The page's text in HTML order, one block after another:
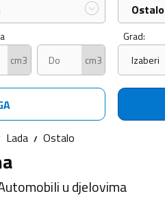
Ostalo
cm3
cm3
Grad:
Izaberi
Lada Ostalo
u djelovima